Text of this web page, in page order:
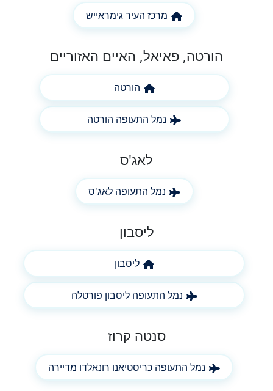
מרכז העיר גימראייש
הורטה, פאיאל, האיים האזוריים
הורטה
נמל התעופה הורטה
לאג'ס
נמל התעופה לאג'ס
ליסבון
ליסבון
נמל התעופה ליסבון פורטלה
סנטה קרוז
נמל התעופה כריסטיאנו רונאלדו מדיירה